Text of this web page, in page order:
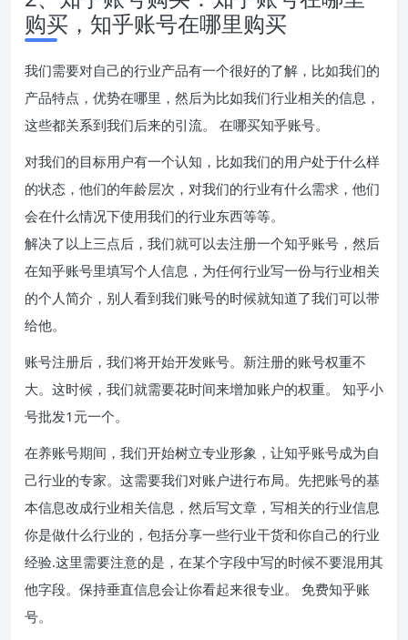
购买，知乎账号在哪里购买
我们需要对自己的行业产品有一个很好的了解，比如我们的
产品特点，优势在哪里，然后为比如我们行业相关的信息，
这些都关系到我们后来的引流。 在哪买知乎账号。
对我们的目标用户有一个认知，比如我们的用户处于什么样
的状态，他们的年龄层次，对我们的行业有什么需求，他们
会在什么情况下使用我们的行业东西等等。
解决了以上三点后，我们就可以去注册一个知乎账号，然后
在知乎账号里填写个人信息，为任何行业写一份与行业相关
的个人简介，别人看到我们账号的时候就知道了我们可以带
给他。
账号注册后，我们将开始开发账号。新注册的账号权重不
大。这时候，我们就需要花时间来增加账户的权重。 知乎小
号批发1元一个。
在养账号期间，我们开始树立专业形象，让知乎账号成为自
己行业的专家。这需要我们对账户进行布局。先把账号的基
本信息改成行业相关信息，然后写文章，写相关的行业信息
你是做什么行业的，包括分享一些行业干货和你自己的行业
经验.这里需要注意的是，在某个字段中写的时候不要混用其
他字段。保持垂直信息会让你看起来很专业。 免费知乎账
号。